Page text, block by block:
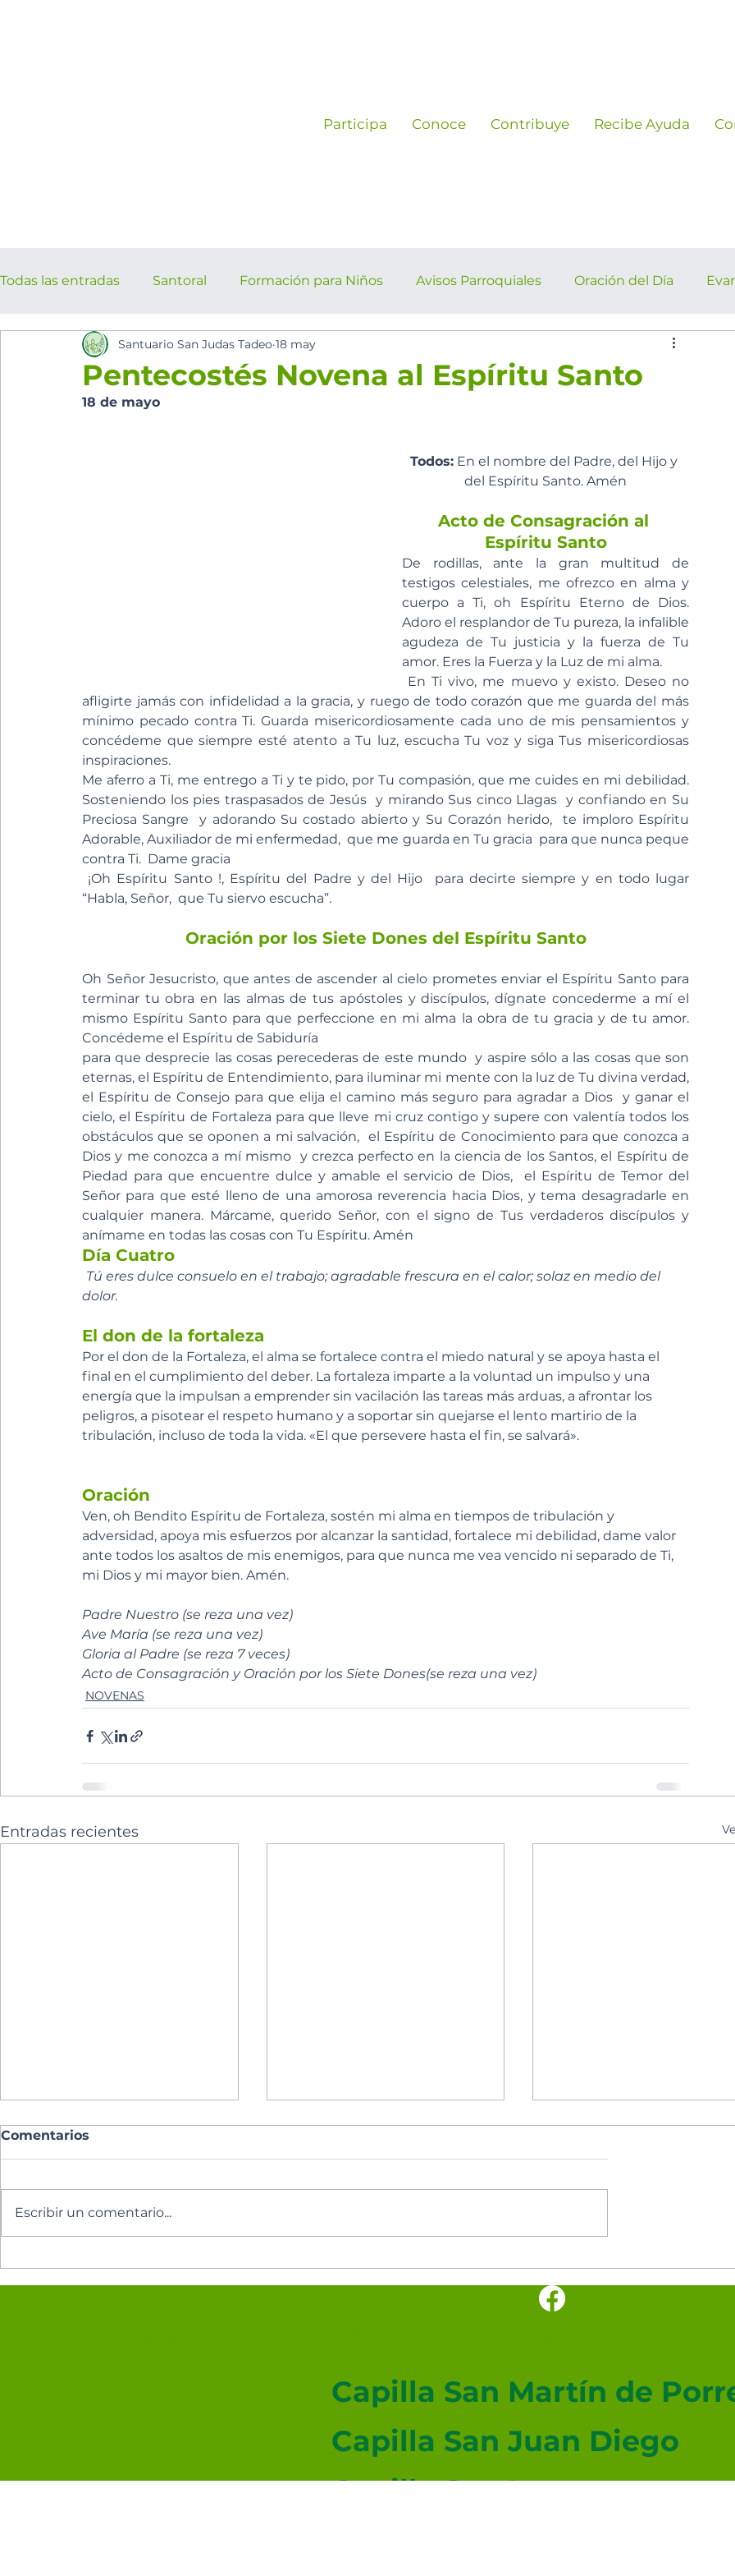
Participa Conoce Contribuye Recibe Ayuda
Todas las entradas Santoral Formación para Niños Avisos Parroquiales Oración del Día
los cinco minutos del espíritu Sant Eventos Parroquiales
Pentecostés Novena al Espíritu Santo
Santuario San Judas Tadeo 18 may
18 de mayo
Todos: En el nombre del Padre, del Hijo y
del Espíritu Santo. Amén
Acto de Consagración al
Espíritu Santo
De rodillas, ante la gran multitud de
testigos celestiales, me ofrezco en alma y
cuerpo a Ti, oh Espíritu Eterno de Dios.
Adoro el resplandor de Tu pureza, la infalible
agudeza de Tu justicia y la fuerza de Tu
amor. Eres la Fuerza y ​​la Luz de mi alma.
En Ti vivo, me muevo y existo. Deseo no
afligirte jamás con infidelidad a la gracia, y ruego de todo corazón que me guarda del más
mínimo pecado contra Ti. Guarda misericordiosamente cada uno de mis pensamientos y
concédeme que siempre esté atento a Tu luz, escucha Tu voz y siga Tus misericordiosas
inspiraciones.
Me aferro a Ti, me entrego a Ti y te pido, por Tu compasión, que me cuides en mi debilidad.
Sosteniendo los pies traspasados ​​​​de Jesús  y mirando Sus cinco Llagas  y confiando en Su
Preciosa Sangre  y adorando Su costado abierto y Su Corazón herido,  te imploro Espíritu
Adorable, Auxiliador de mi enfermedad,  que me guarda en Tu gracia  para que nunca peque
contra Ti.  Dame gracia
¡Oh Espíritu Santo !, Espíritu del Padre y del Hijo  para decirte siempre y en todo lugar
“Habla, Señor,  que Tu siervo escucha”.
Oración por los Siete Dones del Espíritu Santo
Oh Señor Jesucristo, que antes de ascender al cielo prometes enviar el Espíritu Santo para
terminar tu obra en las almas de tus apóstoles y discípulos, dígnate concederme a mí el
mismo Espíritu Santo para que perfeccione en mi alma la obra de tu gracia y de tu amor.
Concédeme el Espíritu de Sabiduría
para que desprecie las cosas perecederas de este mundo  y aspire sólo a las cosas que son
eternas, el Espíritu de Entendimiento, para iluminar mi mente con la luz de Tu divina verdad,
el Espíritu de Consejo para que elija el camino más seguro para agradar a Dios  y ganar el
cielo, el Espíritu de Fortaleza para que lleve mi cruz contigo y supere con valentía todos los
obstáculos que se oponen a mi salvación,  el Espíritu de Conocimiento para que conozca a
Dios y me conozca a mí mismo  y crezca perfecto en la ciencia de los Santos, el Espíritu de
Piedad para que encuentre dulce y amable el servicio de Dios,  el Espíritu de Temor del
Señor para que esté lleno de una amorosa reverencia hacia Dios, y tema desagradarle en
cualquier manera. Márcame, querido Señor, con el signo de Tus verdaderos discípulos y
anímame en todas las cosas con Tu Espíritu. Amén
Día Cuatro
Tú eres dulce consuelo en el trabajo; agradable frescura en el calor; solaz en medio del
dolor.
El don de la fortaleza
Por el don de la Fortaleza, el alma se fortalece contra el miedo natural y se apoya hasta el
final en el cumplimiento del deber. La fortaleza imparte a la voluntad un impulso y una
energía que la impulsan a emprender sin vacilación las tareas más arduas, a afrontar los
peligros, a pisotear el respeto humano y a soportar sin quejarse el lento martirio de la
tribulación, incluso de toda la vida. «El que persevere hasta el fin, se salvará».
Oración
Ven, oh Bendito Espíritu de Fortaleza, sostén mi alma en tiempos de tribulación y
adversidad, apoya mis esfuerzos por alcanzar la santidad, fortalece mi debilidad, dame valor
ante todos los asaltos de mis enemigos, para que nunca me vea vencido ni separado de Ti,
mi Dios y mi mayor bien. Amén.
Padre Nuestro (se reza una vez)
Ave María (se reza una vez)
Gloria al Padre (se reza 7 veces)
Acto de Consagración y Oración por los Siete Dones(se reza una vez)
NOVENAS
Entradas recientes
Comentarios
Escribir un comentario...
Capilla San Martín de
Capilla San Juan Diego
Capilla San Lucas